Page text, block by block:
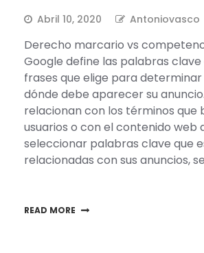
Abril 10, 2020 Antoniovasco
Derecho marcario vs
Google define las palabras clave
frases que elige para
dónde debe aparecer su
relacionan con los términos que
usuarios o con el contenido web
seleccionar palabras clave que
relacionadas con sus anuncios,
READ MORE